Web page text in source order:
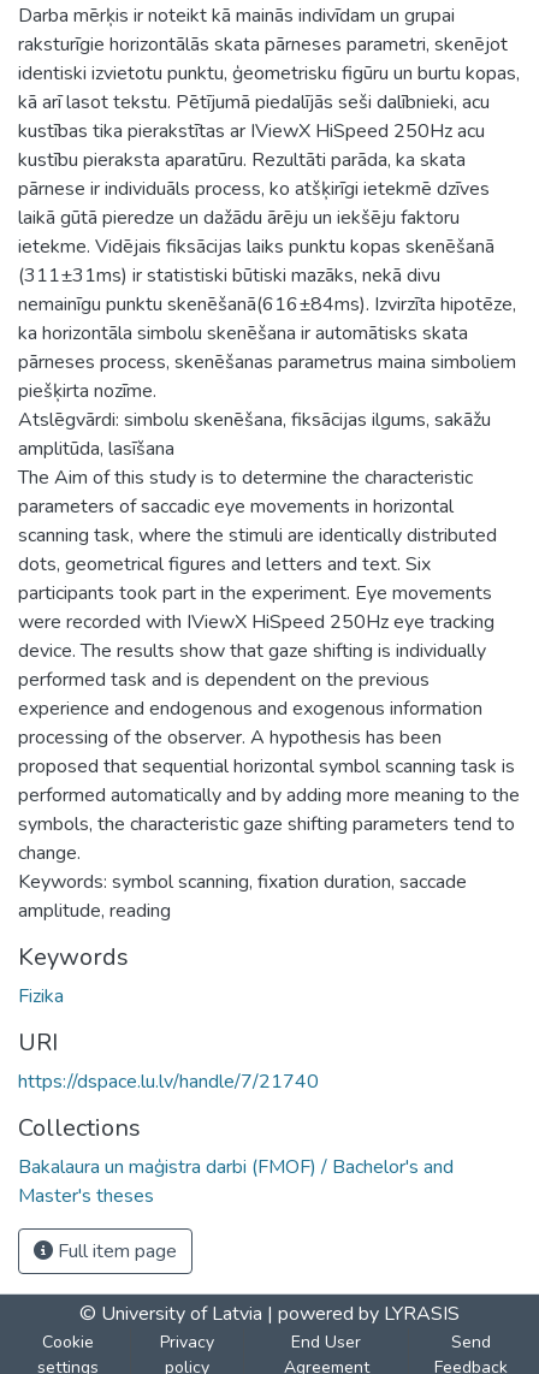
Darba mērķis ir noteikt kā mainās indivīdam un grupai
raksturīgie horizontālās skata pārneses parametri, skenējot
identiski izvietotu punktu, ģeometrisku figūru un burtu kopas,
kā arī lasot tekstu. Pētījumā piedalījās seši dalībnieki, acu
kustības tika pierakstītas ar IViewX HiSpeed 250Hz acu
kustību pieraksta aparatūru. Rezultāti parāda, ka skata
pārnese ir individuāls process, ko atšķirīgi ietekmē dzīves
laikā gūtā pieredze un dažādu ārēju un iekšēju faktoru
ietekme. Vidējais fiksācijas laiks punktu kopas skenēšanā
(311±31ms) ir statistiski būtiski mazāks, nekā divu
nemainīgu punktu skenēšanā(616±84ms). Izvirzīta hipotēze,
ka horizontāla simbolu skenēšana ir automātisks skata
pārneses process, skenēšanas parametrus maina simboliem
piešķirta nozīme.
Atslēgvārdi: simbolu skenēšana, fiksācijas ilgums, sakāžu
amplitūda, lasīšana
The Aim of this study is to determine the characteristic
parameters of saccadic eye movements in horizontal
scanning task, where the stimuli are identically distributed
dots, geometrical figures and letters and text. Six
participants took part in the experiment. Eye movements
were recorded with IViewX HiSpeed 250Hz eye tracking
device. The results show that gaze shifting is individually
performed task and is dependent on the previous
experience and endogenous and exogenous information
processing of the observer. A hypothesis has been
proposed that sequential horizontal symbol scanning task is
performed automatically and by adding more meaning to the
symbols, the characteristic gaze shifting parameters tend to
change.
Keywords: symbol scanning, fixation duration, saccade
amplitude, reading
Keywords
Fizika
URI
https://dspace.lu.lv/handle/7/21740
Collections
Bakalaura un maģistra darbi (FMOF) / Bachelor's and
Master's theses
Full item page
© University of Latvia | powered by LYRASIS
Cookie
settings
Privacy
policy
End User
Agreement
Send
Feedback